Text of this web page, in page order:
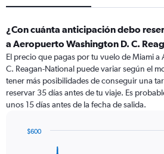
¿Con cuánta anticipación debo
a Aeropuerto Washington D. C.
El precio que pagas por tu vuelo de Miami
C. Reagan-National puede variar según el
tener más posibilidades de conseguir una
reservar 35 días antes de tu viaje. Es
unos 15 días antes de la fecha de salida.
$600